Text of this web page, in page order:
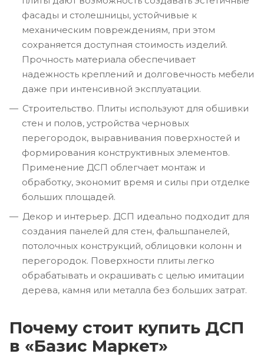
фасады и столешницы, устойчивые к
механическим повреждениям, при этом
сохраняется доступная стоимость изделий.
Прочность материала обеспечивает
надежность креплений и долговечность мебели
даже при интенсивной эксплуатации.
Строительство. Плиты используют для обшивки
стен и полов, устройства черновых
перегородок, выравнивания поверхностей и
формирования конструктивных элементов.
Применение ДСП облегчает монтаж и
обработку, экономит время и силы при отделке
больших площадей.
Декор и интерьер. ДСП идеально подходит для
создания панелей для стен, фальшпанелей,
потолочных конструкций, облицовки колонн и
перегородок. Поверхности плиты легко
обрабатывать и окрашивать с целью имитации
дерева, камня или металла без больших затрат.
Почему стоит купить ДСП
в «Базис Маркет»